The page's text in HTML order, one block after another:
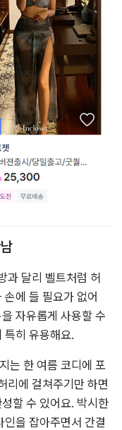
과 달리 벨트처럼 허
에 들 필요가 없어
자유롭게 사용할 수
특히 유용해요.
는 한 여름 코디에 포
리에 걸쳐주기만 하면
할 수 있어요. 박시한
을 잡아주면서 간결